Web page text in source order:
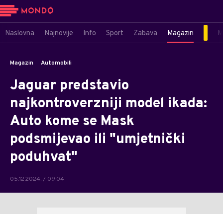
Naslovna Najnovije Info Sport Zabava Magazin
Magazin Automobili
Jaguar predstavio
najkontroverzniji model ikada:
Auto kome se Mask
podsmijevao ili "umjetnički
poduhvat"
05.12.2024. / 09:04